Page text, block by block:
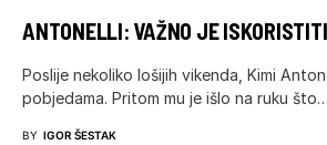
ANTONELLI: VAŽNO JE
Poslije nekoliko lošijih vikenda, Kimi
pobjedama. Pritom mu je išlo na ruku što…
BY IGOR ŠESTAK